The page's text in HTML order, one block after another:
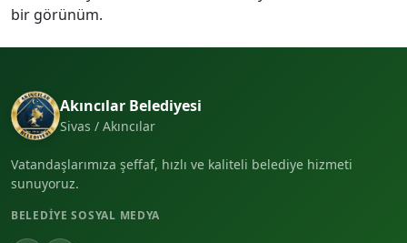
bir görünüm.
Akıncılar Belediyesi
Sivas / Akıncılar
Vatandaşlarımıza şeffaf, hızlı ve kaliteli belediye hizmeti
sunuyoruz.
BELEDIYE SOSYAL MEDYA